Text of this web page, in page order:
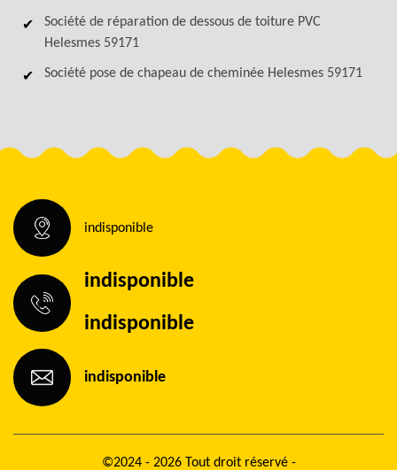
Société de réparation de dessous de toiture PVC
Helesmes 59171
Société pose de chapeau de cheminée Helesmes 59171
indisponible
indisponible
indisponible
indisponible
©2024 - 2026 Tout droit réservé -